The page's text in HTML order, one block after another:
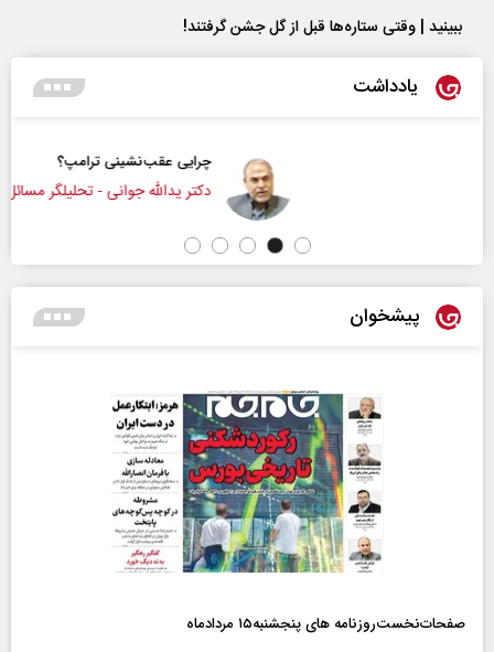
ببینید | وقتی ستاره‌ها قبل از گل جشن گرفتند!
یادداشت
چرایی عقب‌نشینی ترامپ؟
دکتر یدالله جوانی - تحلیلگر مسائل سیاسی
پیشخوان
صفحات‌نخست‌روزنامه ها‌ی پنجشنبه‌۱۵ مردادماه